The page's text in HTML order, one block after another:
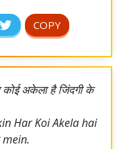
कोई अकेला है जिंदगी के
Har Koi Akela hai
mein.